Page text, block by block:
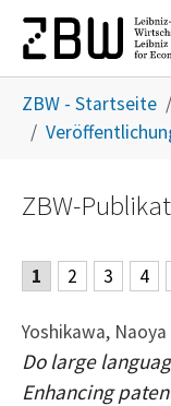
Skip to main content
ZBW - Startseite
ZBW-
1 2 3 4
Yoshikawa,
Do large
Enhancing